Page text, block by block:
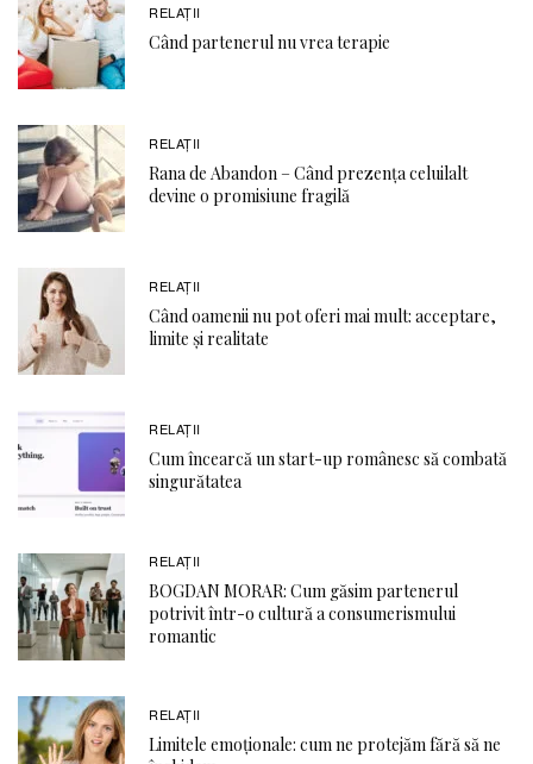
RELAŢII
Când partenerul nu vrea terapie
RELAŢII
Rana de Abandon – Când prezența celuilalt
devine o promisiune fragilă
RELAŢII
Când oamenii nu pot oferi mai mult: acceptare,
limite și realitate
RELAŢII
Cum încearcă un start-up românesc să combată
singurătatea
RELAŢII
BOGDAN MORAR: Cum găsim partenerul
potrivit într-o cultură a consumerismului
romantic
RELAŢII
Limitele emoționale: cum ne protejăm fără să ne